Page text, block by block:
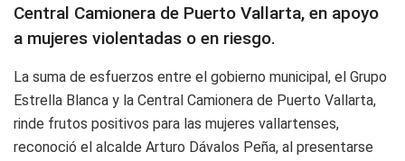
Central Camionera de Puerto Vallarta, en apoyo
a mujeres violentadas o en riesgo.
La suma de esfuerzos entre el gobierno municipal, el Grupo
Estrella Blanca y la Central Camionera de Puerto Vallarta,
rinde frutos positivos para las mujeres vallartenses,
reconoció el alcalde Arturo Dávalos Peña, al presentarse